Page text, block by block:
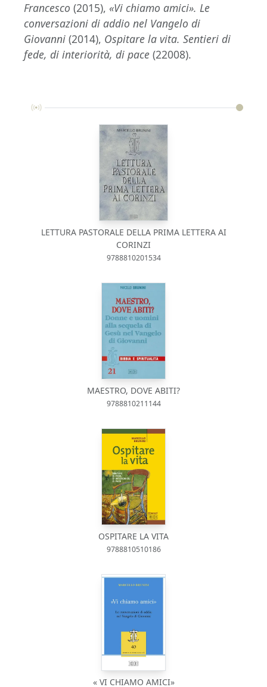
Francesco (2015), «Vi chiamo amici». Le
conversazioni di addio nel Vangelo di
Giovanni (2014), Ospitare la vita. Sentieri di
fede, di interiorità, di pace (22008).
LETTURA PASTORALE DELLA PRIMA LETTERA AI
CORINZI
9788810201534
MAESTRO, DOVE ABITI?
9788810211144
OSPITARE LA VITA
9788810510186
« VI CHIAMO AMICI»